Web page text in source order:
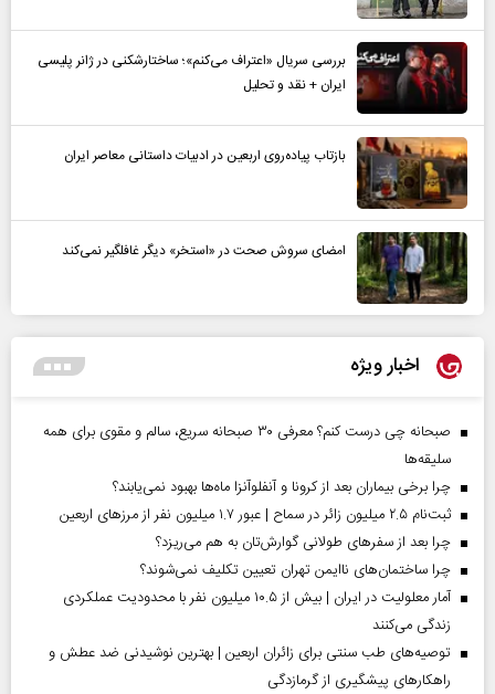
بررسی سریال «اعتراف می‌کنم»؛ ساختارشکنی در ژانر پلیسی
ایران + نقد و تحلیل
بازتاب پیاده‌روی اربعین در ادبیات داستانی معاصر ایران
امضای سروش صحت در «استخر» دیگر غافلگیر نمی‌کند
اخبار ویژه
صبحانه چی درست کنم؟ معرفی ۳۰ صبحانه سریع، سالم و مقوی برای همه
سلیقه‌ها
چرا برخی بیماران بعد از کرونا و آنفلوآنزا ماه‌ها بهبود نمی‌یابند؟
ثبت‌نام ۲.۵ میلیون زائر در سماح | عبور ۱.۷ میلیون نفر از مرز‌های اربعین
چرا بعد از سفرهای طولانی گوارش‌تان به هم می‌ریزد؟
چرا ساختمان‌های ناایمن تهران تعیین تکلیف نمی‌شوند؟
آمار معلولیت در ایران | بیش از ۱۰.۵ میلیون نفر با محدودیت عملکردی
زندگی می‌کنند
توصیه‌های طب سنتی برای زائران اربعین | بهترین نوشیدنی ضد عطش و
راهکارهای پیشگیری از گرمازدگی